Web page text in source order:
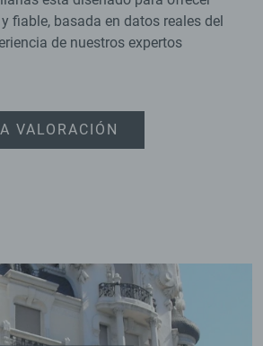
fiable, basada en datos reales del
de nuestros expertos
VALORACIÓN